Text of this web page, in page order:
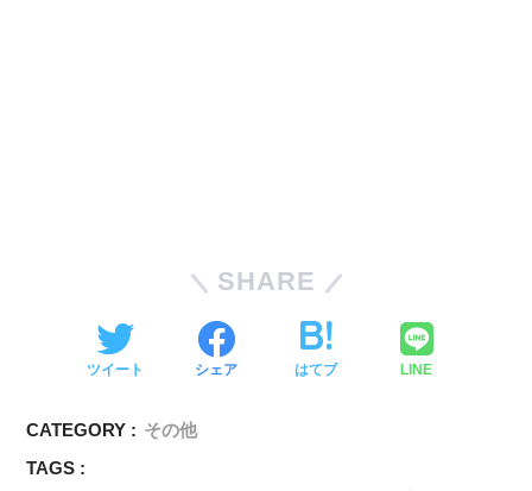
SHARE
ツイート シェア はてブ LINE
CATEGORY : その他
TAGS :